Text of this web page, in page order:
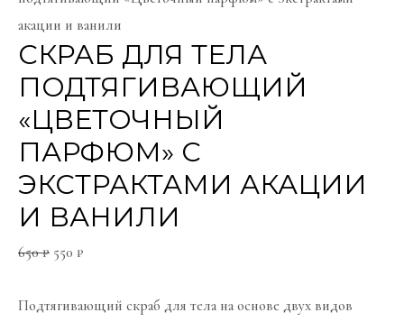
акации и ванили
СКРАБ ДЛЯ ТЕЛА
ПОДТЯГИВАЮЩИЙ
«ЦВЕТОЧНЫЙ
ПАРФЮМ» С
ЭКСТРАКТАМИ АКАЦИИ
И ВАНИЛИ
650₽ 550 ₽
Подтягивающий скраб для тела на основе двух видов